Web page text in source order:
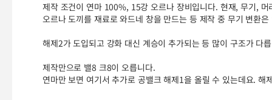
제작 조건이 연마 100%, 15강 오르나 장비입니다. 현재, 무기,
오르나 도끼를 재료로 와드네 창을 만드는 등 제작 중 무기 변환은
해제2가 도입되고 강화 대신 계승이 추가되는 등 많이 구조가 다
제작만으로 밸8 크8이 오릅니다.
연마만 보면 여기서 추가로 공밸크 해제1을 올릴 수 있는데요. 해